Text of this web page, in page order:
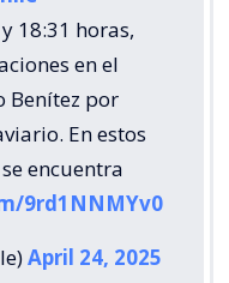
18:31 horas,
en el
Benítez por
En estos
encuentra
9rd1NNMYv0
April 24, 2025